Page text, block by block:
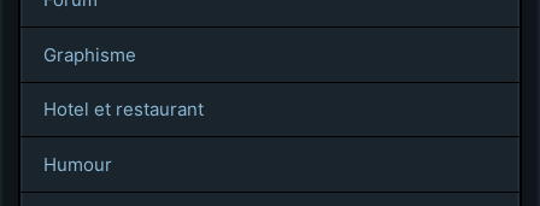
Graphisme
Hotel et restaurant
Humour